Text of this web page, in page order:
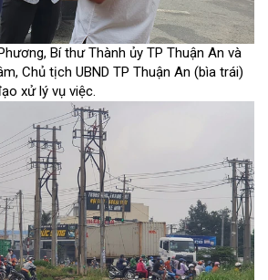
Bí thư Thành ủy TP Thuận An và
Chủ tịch UBND TP Thuận An (bìa trái)
xử lý vụ việc.